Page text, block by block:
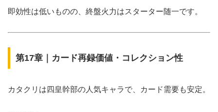
即効性は低いものの、終盤火力はスターター随一です。
第17章｜カード再録価値・コレクション性
カタクリは四皇幹部の人気キャラで、カード需要も安定。